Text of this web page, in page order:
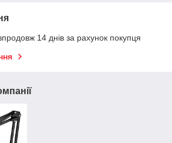
14 днів за рахунок покупця